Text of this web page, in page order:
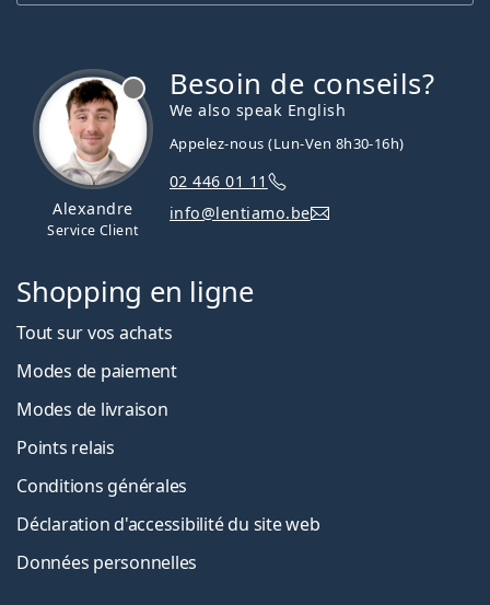
Alexandre
Service Client
Besoin de conseils?
We also speak English
Appelez-nous (Lun-Ven 8h30-16h)
02 446 01 11
info@lentiamo.be
Shopping en ligne
Tout sur vos achats
Modes de paiement
Modes de livraison
Points relais
Conditions générales
Déclaration d'accessibilité du site web
Données personnelles